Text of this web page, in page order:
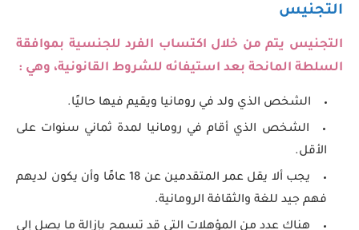
التجنيس
التجنيس يتم من خلال اكتساب الفرد للجنسية بموافقة
السلطة المانحة بعد استيفائه للشروط القانونية، وهي :
الشخص الذي ولد في رومانيا ويقيم فيها حاليًا.
الشخص الذي أقام في رومانيا لمدة ثماني سنوات على
الأقل.
يجب ألا يقل عمر المتقدمين عن 18 عامًا وأن يكون لديهم
فهم جيد للغة والثقافة الرومانية.
هناك عدد من المؤهلات التي قد تسمح بإزالة ما يصل إلى